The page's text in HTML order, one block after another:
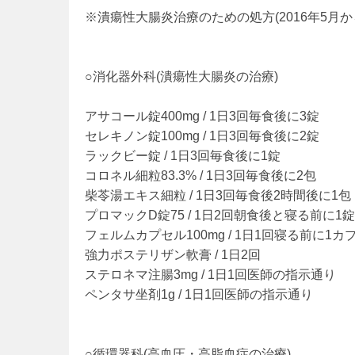
※潰瘍性大腸炎治療のための処方(2016年5月か
○消化器外科(潰瘍性大腸炎の治療)
アサコール錠400mg / 1日3回毎食後に3錠
セレキノン錠100mg / 1日3回毎食後に2錠
ラックビー錠 / 1日3回毎食後に1錠
コロネル細粒83.3% / 1日3回毎食後に2包
柴苓湯エキス細粒 / 1日3回毎食後2時間後に1包
プロマックD錠75 / 1日2回朝食後と寝る前に1錠
フェルムカプセル100mg / 1日1回寝る前に1カ
強力ポステリザン軟膏 / 1日2回
ステロネマ注腸3mg / 1日1回医師の指示通り
ペンタサ坐剤1g / 1日1回医師の指示通り